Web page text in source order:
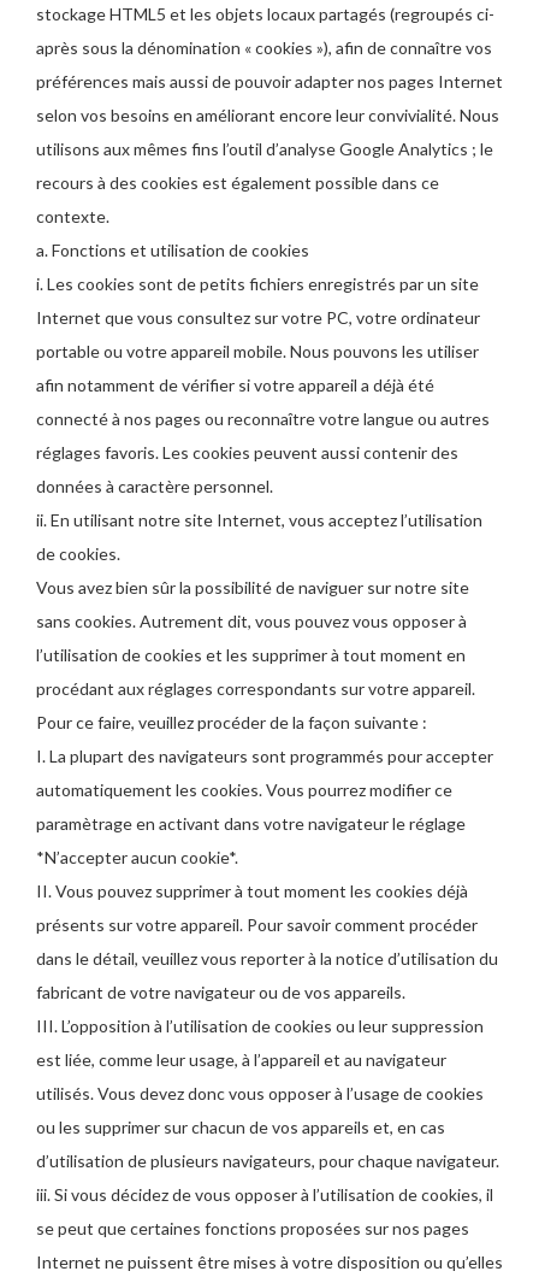
stockage HTML5 et les objets locaux partagés (regroupés ci-
après sous la dénomination « cookies »), afin de connaître vos
préférences mais aussi de pouvoir adapter nos pages Internet
selon vos besoins en améliorant encore leur convivialité. Nous
utilisons aux mêmes fins l’outil d’analyse Google Analytics ; le
recours à des cookies est également possible dans ce
contexte.
a. Fonctions et utilisation de cookies
i. Les cookies sont de petits fichiers enregistrés par un site
Internet que vous consultez sur votre PC, votre ordinateur
portable ou votre appareil mobile. Nous pouvons les utiliser
afin notamment de vérifier si votre appareil a déjà été
connecté à nos pages ou reconnaître votre langue ou autres
réglages favoris. Les cookies peuvent aussi contenir des
données à caractère personnel.
ii. En utilisant notre site Internet, vous acceptez l’utilisation
de cookies.
Vous avez bien sûr la possibilité de naviguer sur notre site
sans cookies. Autrement dit, vous pouvez vous opposer à
l’utilisation de cookies et les supprimer à tout moment en
procédant aux réglages correspondants sur votre appareil.
Pour ce faire, veuillez procéder de la façon suivante :
I. La plupart des navigateurs sont programmés pour accepter
automatiquement les cookies. Vous pourrez modifier ce
paramètrage en activant dans votre navigateur le réglage
*N’accepter aucun cookie*.
II. Vous pouvez supprimer à tout moment les cookies déjà
présents sur votre appareil. Pour savoir comment procéder
dans le détail, veuillez vous reporter à la notice d’utilisation du
fabricant de votre navigateur ou de vos appareils.
III. L’opposition à l’utilisation de cookies ou leur suppression
est liée, comme leur usage, à l’appareil et au navigateur
utilisés. Vous devez donc vous opposer à l’usage de cookies
ou les supprimer sur chacun de vos appareils et, en cas
d’utilisation de plusieurs navigateurs, pour chaque navigateur.
iii. Si vous décidez de vous opposer à l’utilisation de cookies, il
se peut que certaines fonctions proposées sur nos pages
Internet ne puissent être mises à votre disposition ou qu’elles